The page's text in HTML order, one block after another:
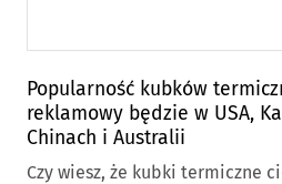
Popularność kubków
reklamowy będzie w USA,
Chinach i Australii
Czy wiesz, że kubki termiczne